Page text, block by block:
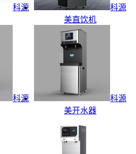
科源
科源
美直饮机
科源
科源
美开水器